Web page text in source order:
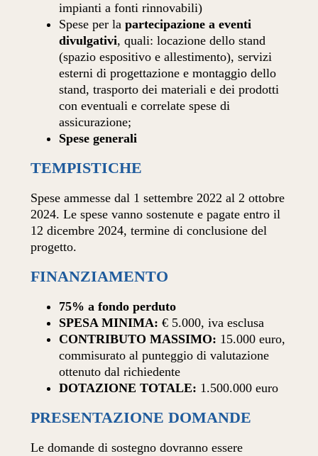
impianti a fonti rinnovabili)
Spese per lapartecipazione a eventi
divulgativi, quali: locazione dello stand
(spazio espositivo e allestimento), servizi
esterni di progettazione e montaggio dello
stand, trasporto dei materiali e dei prodotti
con eventuali e correlate spese di
assicurazione;
Spese generali
TEMPISTICHE
Spese ammesse dal 1 settembre 2022 al 2 ottobre
2024. Le spese vanno sostenute e pagate entro il
12 dicembre 2024, termine di conclusione del
progetto.
FINANZIAMENTO
75% a fondo perduto
SPESA MINIMA: € 5.000, iva esclusa
CONTRIBUTO MASSIMO: 15.000 euro,
commisurato al punteggio di valutazione
ottenuto dal richiedente
DOTAZIONE TOTALE: 1.500.000 euro
PRESENTAZIONE DOMANDE
Le domande di sostegno dovranno essere